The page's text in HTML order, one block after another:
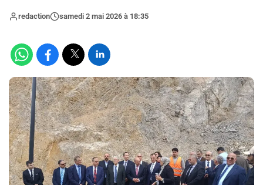
redaction samedi 2 mai 2026 à 18:35